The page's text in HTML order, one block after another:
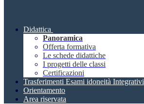
Didattica
Panoramica
Offerta formativa
Le schede didattiche
I progetti delle classi
Certificazioni
Trasferimenti Esami idoneità Integrativi
Orientamento
Area riservata